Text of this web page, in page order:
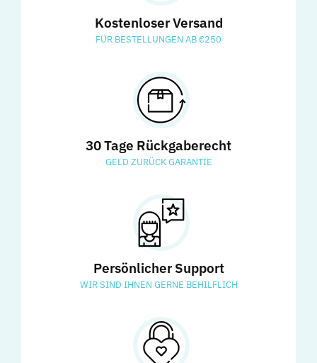
Kostenloser Versand
FÜR BESTELLUNGEN AB €250
30 Tage Rückgaberecht
GELD ZURÜCK GARANTIE
Persönlicher Support
WIR SIND IHNEN GERNE BEHILFLICH